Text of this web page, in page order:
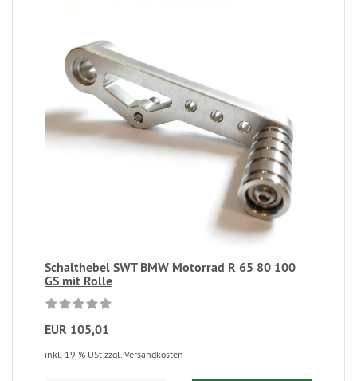
Schalthebel SWT BMW Motorrad R 65 80 100
GS mit Rolle
EUR 105,01
inkl. 19 % USt zzgl. Versandkosten